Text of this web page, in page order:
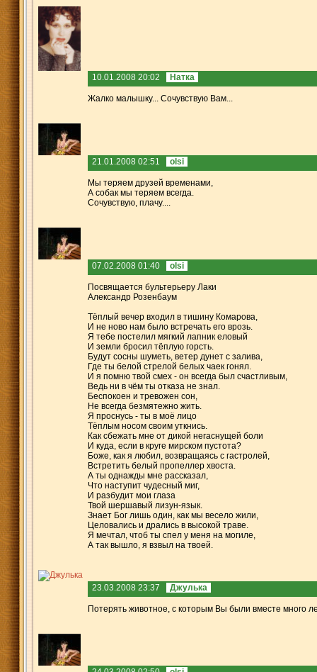
10.01.2008 20:02 Натка
Жалко малышку... Сочувствую Вам...
21.01.2008 02:51 olsi
Мы теряем друзей временами,
А собак мы теряем всегда.
Сочувствую, плачу....
07.02.2008 01:40 olsi
Посвящается бультерьеру Лаки
Александр Розенбаум
Тёплый вечер входил в тишину Комарова,
И не ново нам было встречать его врозь.
Я тебе постелил мягкий лапник еловый
И земли бросил тёплую горсть.
Будут сосны шуметь, ветер дунет с залива,
Где ты белой стрелой белых чаек гонял.
И я помню твой смех - он всегда был счастливым,
Ведь ни в чём ты отказа не знал.
Беспокоен и тревожен сон,
Не всегда безмятежно жить.
Я проснусь - ты в моё лицо
Тёплым носом своим уткнись.
Как сбежать мне от дикой негаснущей боли
И куда, если в круге мирском пустота?
Боже, как я любил, возвращаясь с гастролей,
Встретить белый пропеллер хвоста.
А ты однажды мне рассказал,
Что наступит чудесный миг,
И разбудит мои глаза
Твой шершавый лизун-язык.
Знает Бог лишь один, как мы весело жили,
Целовались и дрались в высокой траве.
Я мечтал, чтоб ты спел у меня на могиле,
А так вышло, я взвыл на твоей.
23.03.2008 23:37 Джулька
Потерять животное, с которым Вы были вместе много